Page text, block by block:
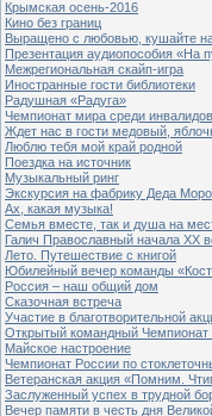
Крымская осень-2016
Кино без границ
Выращено с любовью, кушайте
Презентация аудиопособия «На
Межрегиональная скайп-игра
Иностранные гости библиотеки
Радушная «Радуга»
Чемпионат мира среди инвалидов
Ждет нас в гости медовый,
Люблю тебя мой край родной
Поездка на источник
Музыкальный ринг
Экскурсия на фабрику Деда
Ах, какая музыка!
Семья вместе, так и душа на
Галич Православный начала ХХ
Лето. Путешествие с книгой
Юбилейный вечер команды
Россия – наш общий дом
Сказочная встреча
Участие в благотворительной
Открытый командный
Майское настроение
Чемпионат России по
Ветеранская акция «Помним.
Заслуженный успех в трудной
Вечер памяти в честь дня